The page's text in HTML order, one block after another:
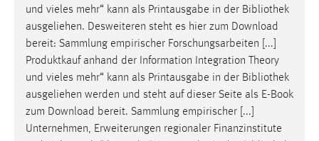
und vieles mehr“ kann als Printausgabe in der Bibliothek
ausgeliehen. Desweiteren steht es hier zum Download
bereit: Sammlung empirischer Forschungsarbeiten [...]
Produktkauf anhand der Information Integration Theory
und vieles mehr“ kann als Printausgabe in der Bibliothek
ausgeliehen werden und steht auf dieser Seite als E-Book
zum Download bereit. Sammlung empirischer [...]
Unternehmen, Erweiterungen regionaler Finanzinstitute